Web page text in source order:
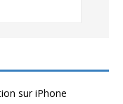
sur iPhone